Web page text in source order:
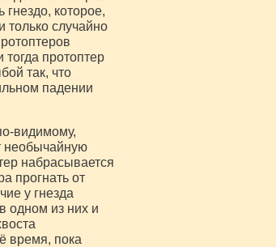
которое,
только случайно
протоптер
так, что
падении
видимому,
необычайную
набрасывается
прогнать от
у гнезда
одном из них и
время, пока